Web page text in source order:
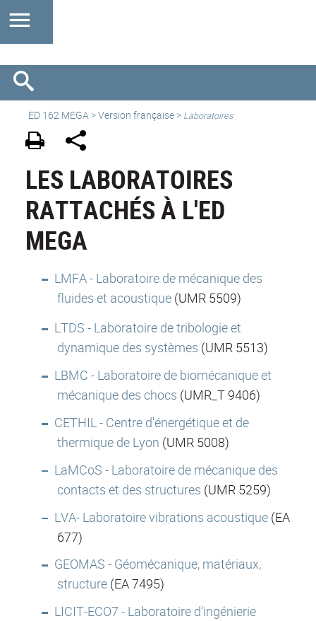
ED 162 MEGA >Version française > Laboratoires
LES LABORATOIRES
RATTACHÉS À L'ED
MEGA
LMFA - Laboratoire de mécanique des
fluides et acoustique (UMR 5509)
LTDS - Laboratoire de tribologie et
dynamique des systèmes (UMR 5513)
LBMC - Laboratoire de biomécanique et
mécanique des chocs (UMR_T 9406)
CETHIL - Centre d'énergétique et de
thermique de Lyon (UMR 5008)
LaMCoS - Laboratoire de mécanique des
contacts et des structures (UMR 5259)
LVA- Laboratoire vibrations acoustique(EA
677)
GEOMAS - Géomécanique, matériaux,
structure (EA 7495)
LICIT-ECO7 - Laboratoire d'ingénierie